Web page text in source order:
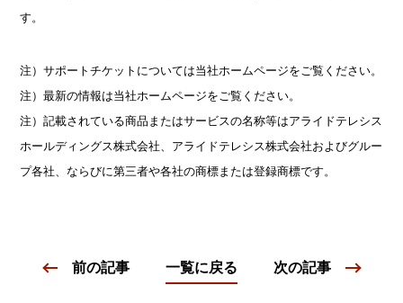
す。
注）サポートチケットについては当社ホームページをご覧ください。
注）最新の情報は当社ホームページをご覧ください。
注）記載されている商品またはサービスの名称等はアライドテレシス
ホールディングス株式会社、アライドテレシス株式会社およびグルー
プ各社、ならびに第三者や各社の商標または登録商標です。
前の記事 一覧に戻る 次の記事